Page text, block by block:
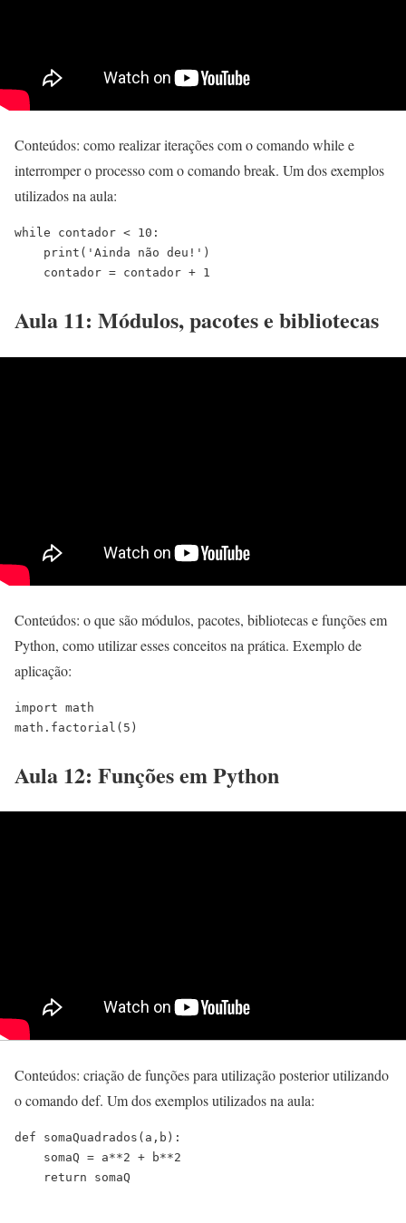
Conteúdos: como realizar iterações com o comando while e
interromper o processo com o comando break. Um dos exemplos
utilizados na aula:
while contador < 10:
print('Ainda não deu!')
contador = contador + 1
Aula 11: Módulos, pacotes e bibliotecas
Conteúdos: o que são módulos, pacotes, bibliotecas e funções em
Python, como utilizar esses conceitos na prática. Exemplo de
aplicação:
import math
math.factorial(5)
Aula 12: Funções em Python
Conteúdos: criação de funções para utilização posterior utilizando
o comando def. Um dos exemplos utilizados na aula:
def somaQuadrados(a,b):
somaQ = a**2 + b**2
return somaQ